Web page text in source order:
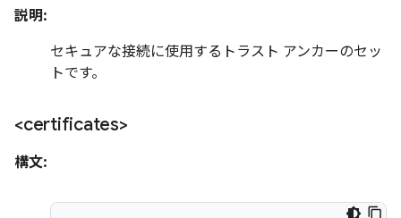
説明:
セキュアな接続に使用するトラスト アンカーのセッ
トです。
<certificates>
構文: